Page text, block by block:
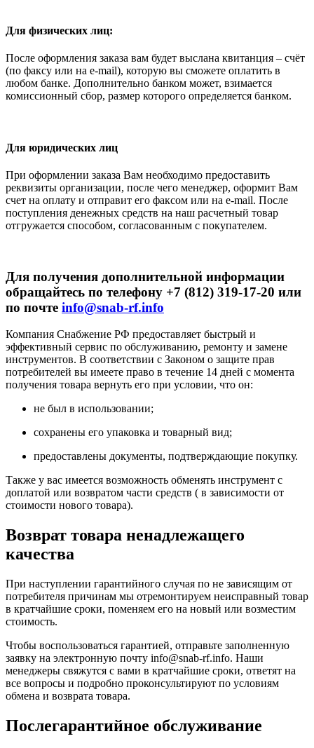
Для физических лиц:
После оформления заказа вам будет выслана квитанция – счёт
(по факсу или на e-mail), которую вы сможете оплатить в
любом банке. Дополнительно банком может, взимается
комиссионный сбор, размер которого определяется банком.
Для юридических лиц
При оформлении заказа Вам необходимо предоставить
реквизиты организации, после чего менеджер, оформит Вам
счет на оплату и отправит его факсом или на e-mail. После
поступления денежных средств на наш расчетный товар
отгружается способом, согласованным с покупателем.
Для получения дополнительной информации
обращайтесь по телефону +7 (812) 319-17-20 или
по почте info@snab-rf.info
Компания Снабжение РФ предоставляет быстрый и
эффективный сервис по обслуживанию, ремонту и замене
инструментов. В соответствии с Законом о защите прав
потребителей вы имеете право в течение 14 дней с момента
получения товара вернуть его при условии, что он:
не был в использовании;
сохранены его упаковка и товарный вид;
предоставлены документы, подтверждающие покупку.
Также у вас имеется возможность обменять инструмент с
доплатой или возвратом части средств ( в зависимости от
стоимости нового товара).
Возврат товара ненадлежащего
качества
При наступлении гарантийного случая по не зависящим от
потребителя причинам мы отремонтируем неисправный товар
в кратчайшие сроки, поменяем его на новый или возместим
стоимость.
Чтобы воспользоваться гарантией, отправьте заполненную
заявку на электронную почту info@snab-rf.info. Наши
менеджеры свяжутся с вами в кратчайшие сроки, ответят на
все вопросы и подробно проконсультируют по условиям
обмена и возврата товара.
Послегарантийное обслуживание